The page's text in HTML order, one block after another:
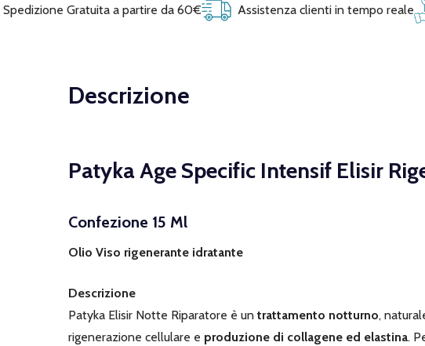
Spedizione Gratuita a partire da 60€ Assistenza clienti in tempo reale
Descrizione
Patyka Age Specific Intensif Elisir
Confezione 15 Ml
Olio Viso rigenerante idratante
Descrizione
Patyka Elisir Notte Riparatore è un trattamento notturno,
rigenerazione cellulare e produzione di collagene ed elastina.